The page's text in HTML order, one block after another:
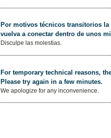
Por motivos técnicos transitorios
vuelva a conectar dentro de unos
Disculpe las molestias.
For temporary technical reasons,
Please try again in a few minutes.
We apologize for any inconvenience.